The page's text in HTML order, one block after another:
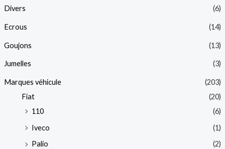
Divers (6)
Ecrous (14)
Goujons (13)
Jumelles (3)
Marques véhicule
(203)
Fiat
(20)
110
(6)
Iveco
(1)
Palio
(2)